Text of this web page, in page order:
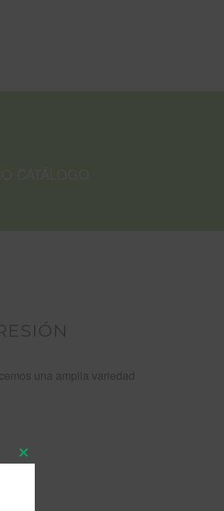
una amplia variedad
Close